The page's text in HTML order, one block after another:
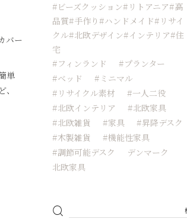
バー
単
#ビーズクッション#リトアニア#高
品質#手作り#ハンドメイド#リサイ
クル#北欧デザイン#インテリア#住
宅
#フィンランド
#プランター
#ベッド
#ミニマル
#リサイクル素材
#一人二役
#北欧インテリア
#北欧家具
#北欧雑貨
#家具
#昇降デスク
#木製雑貨
#機能性家具
#調節可能デスク
デンマーク
北欧家具